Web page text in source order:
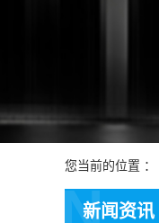
您当前的位置 ：
新闻资讯